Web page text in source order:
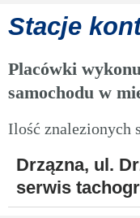
Stacje
Placówki
samochodu w
Ilość znalezionych
Drzązna, ul.
serwis